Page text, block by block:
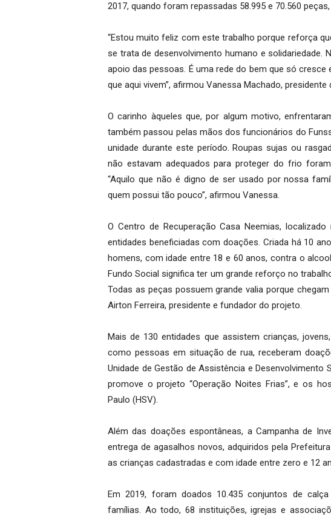
2017, quando foram repassadas 58.995 e 70.560
“Estou muito feliz com este trabalho porque reforça
se trata de desenvolvimento humano e solidariedade.
apoio das pessoas. É uma rede do bem que só
que aqui vivem”, afirmou Vanessa Machado, presidente
O carinho àqueles que, por algum motivo,
também passou pelas mãos dos funcionários do
unidade durante este período. Roupas sujas ou
não estavam adequados para proteger do frio
“Aquilo que não é digno de ser usado por nossa
quem possui tão pouco”, afirmou Vanessa.
O Centro de Recuperação Casa Neemias,
entidades beneficiadas com doações. Criada há 10
homens, com idade entre 18 e 60 anos, contra o
Fundo Social significa ter um grande reforço no
Todas as peças possuem grande valia porque
Airton Ferreira, presidente e fundador do projeto.
Mais de 130 entidades que assistem crianças,
como pessoas em situação de rua, receberam
Unidade de Gestão de Assistência e Desenvolvimento
promove o projeto “Operação Noites Frias”, e os
Paulo (HSV).
Além das doações espontâneas, a Campanha de
entrega de agasalhos novos, adquiridos pela
as crianças cadastradas e com idade entre zero e 12
Em 2019, foram doados 10.435 conjuntos de
famílias. Ao todo, 68 instituições, igrejas e